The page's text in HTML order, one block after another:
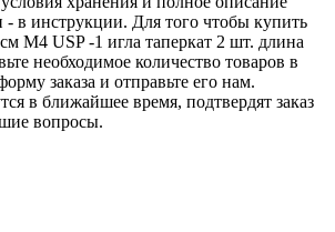
- в инструкции. Для того чтобы купить
М4 USP -1 игла таперкат 2 шт. длина
необходимое количество товаров в
заказа и отправьте его нам.
в ближайшее время, подтвердят заказ
вопросы.